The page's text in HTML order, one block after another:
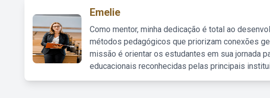
Emelie
Como mentor, minha dedicação é total ao
métodos pedagógicos que priorizam conexões
missão é orientar os estudantes em sua jornada
educacionais reconhecidas pelas principais